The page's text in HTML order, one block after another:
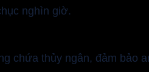
nghìn giờ.
chứa thủy ngân, đảm bảo